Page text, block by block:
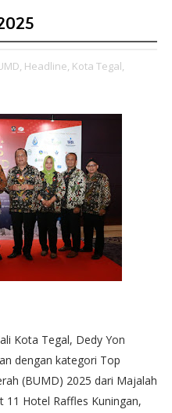
Headline, Kota Tegal,
Kota Tegal, Dedy Yon
dengan kategori Top
(BUMD) 2025 dari Majalah
Hotel Raffles Kuningan,